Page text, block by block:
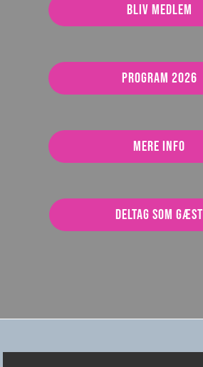
Bliv medlem
Program 2026
Mere info
Deltag som gæst